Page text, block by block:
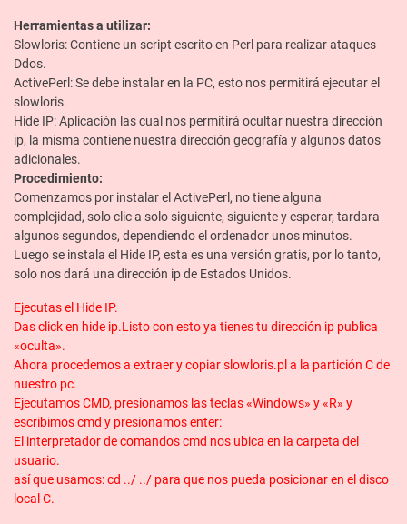
Herramientas a utilizar:
Slowloris: Contiene un script escrito en Perl para realizar ataques
Ddos.
ActivePerl: Se debe instalar en la PC, esto nos permitirá ejecutar el
slowloris.
Hide IP: Aplicación las cual nos permitirá ocultar nuestra dirección
ip, la misma contiene nuestra dirección geografía y algunos datos
adicionales.
Procedimiento:
Comenzamos por instalar el ActivePerl, no tiene alguna
complejidad, solo clic a solo siguiente, siguiente y esperar, tardara
algunos segundos, dependiendo el ordenador unos minutos.
Luego se instala el Hide IP, esta es una versión gratis, por lo tanto,
solo nos dará una dirección ip de Estados Unidos.
Ejecutas el Hide IP.
Das click en hide ip.Listo con esto ya tienes tu dirección ip publica
«oculta».
Ahora procedemos a extraer y copiar slowloris.pl a la partición C de
nuestro pc.
Ejecutamos CMD, presionamos las teclas «Windows» y «R» y
escribimos cmd y presionamos enter:
El interpretador de comandos cmd nos ubica en la carpeta del
usuario.
así que usamos: cd ../ ../ para que nos pueda posicionar en el disco
local C.